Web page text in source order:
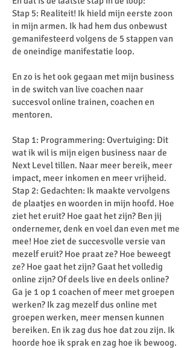
Stap 5: Realiteit! Ik hield mijn eerste zoon
in mijn armen. Ik had hem dus onbewust
gemanifesteerd volgens de 5 stappen van
de oneindige manifestatie loop.
En zo is het ook gegaan met mijn business
in de switch van live coachen naar
succesvol online trainen, coachen en
mentoren.
Stap 1: Programmering: Overtuiging: Dit
wat ik wil is mijn eigen business naar de
Next Level tillen. Naar meer bereik, meer
impact, meer inkomen en meer vrijheid.
Stap 2: Gedachten: Ik maakte vervolgens
de plaatjes en woorden in mijn hoofd. Hoe
ziet het eruit? Hoe gaat het zijn? Ben jij
ondernemer, denk en voel dan even met me
mee! Hoe ziet de succesvolle versie van
mezelf eruit? Hoe praat ze? Hoe beweegt
ze? Hoe gaat het zijn? Gaat het volledig
online zijn? Of deels live en deels online?
Ga je 1 op 1 coachen of meer met groepen
werken? Ik zag mezelf dus online met
groepen werken, meer mensen kunnen
bereiken. En ik zag dus hoe dat zou zijn. Ik
hoorde hoe ik sprak en zag hoe ik bewoog.